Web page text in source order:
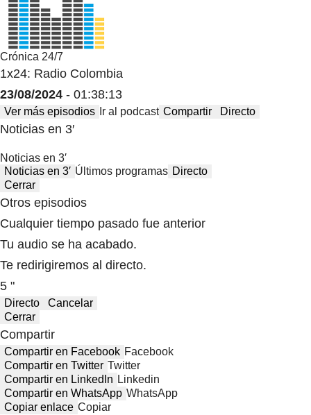
Crónica 24/7
1x24: Radio Colombia
23/08/2024 - 01:38:13
Ver más episodios Ir al podcast Compartir Directo
Noticias en 3′
Noticias en 3′
Noticias en 3′ Últimos programas Directo
Cerrar
Otros episodios
Cualquier tiempo pasado fue anterior
Tu audio se ha acabado.
Te redirigiremos al directo.
5 "
Directo
Cancelar
Cerrar
Compartir
Compartir en Facebook Facebook
Compartir en Twitter Twitter
Compartir en LinkedIn Linkedin
Compartir en WhatsApp WhatsApp
Copiar enlace Copiar